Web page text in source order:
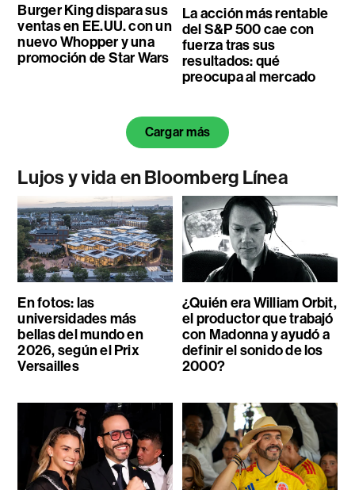
Burger King dispara sus
ventas en EE.UU. con un
nuevo Whopper y una
promoción de Star Wars
La acción más rentable
del S&P 500 cae con
fuerza tras sus
resultados: qué
preocupa al mercado
Cargar más
Lujos y vida en Bloomberg Línea
En fotos: las
universidades más
bellas del mundo en
2026, según el Prix
Versailles
¿Quién era William Orbit,
el productor que trabajó
con Madonna y ayudó a
definir el sonido de los
2000?